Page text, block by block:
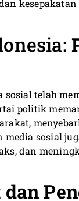
telah
politik
sosial
dan